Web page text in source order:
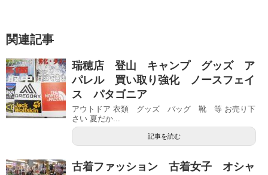
関連記事
瑞穂店 登山 キャンプ グッズ ア
パレル 買い取り強化 ノースフェイ
ス パタゴニア
アウトドア 衣類 グッズ バッグ 靴 等 お売り下
さい 夏だか...
記事を読む
古着ファッション 古着女子 オシャ